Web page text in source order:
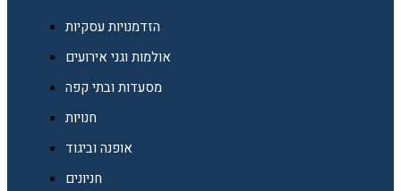
הזדמנויות עסקיות
אולמות וגני אירועים
מסעדות ובתי קפה
חנויות
אופנה וביגוד
חניונים